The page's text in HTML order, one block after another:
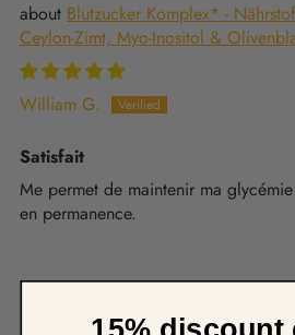
Blutzucker Komplex* -
Ceylon-Zimt, Myo-Inositol &
William G.
Satisfait
Me permet de maintenir ma
en permanence.
DAO Enzym Kapseln -
Erbsensprossen - 300.000 HDU
15% discount